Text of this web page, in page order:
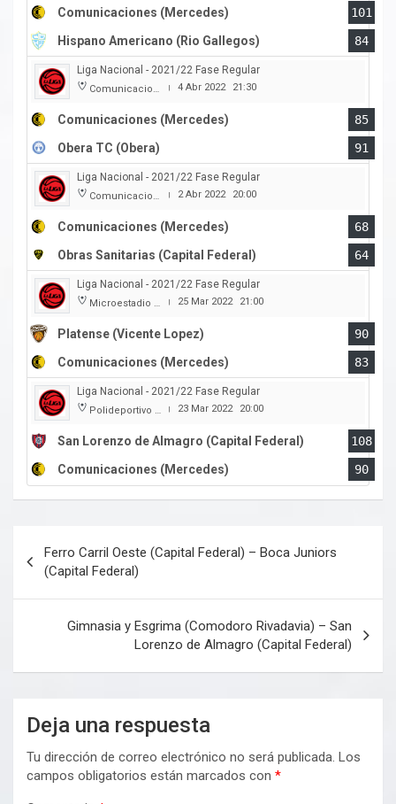
Comunicaciones (Mercedes)
101
Hispano Americano (Rio Gallegos)
84
Liga Nacional - 2021/22 Fase Regular
Comunicaciones | 4 Abr 2022 21:30
Comunicaciones (Mercedes)
85
Obera TC (Obera)
91
Liga Nacional - 2021/22 Fase Regular
Comunicaciones | 2 Abr 2022 20:00
Comunicaciones (Mercedes)
68
Obras Sanitarias (Capital Federal)
64
Liga Nacional - 2021/22 Fase Regular
Microestadio Ciudad de Vicente Lopez | 25 Mar 2022 21:00
Platense (Vicente Lopez)
90
Comunicaciones (Mercedes)
83
Liga Nacional - 2021/22 Fase Regular
Polideportivo Roberto Pando | 23 Mar 2022 20:00
San Lorenzo de Almagro (Capital Federal)
108
Comunicaciones (Mercedes)
90
de
entradas
Ferro Carril Oeste (Capital Federal) – Boca Juniors
(Capital Federal)
Gimnasia y Esgrima (Comodoro Rivadavia) – San
Lorenzo de Almagro (Capital Federal)
Deja una respuesta
Tu dirección de correo electrónico no será publicada. Los
campos obligatorios están marcados con *